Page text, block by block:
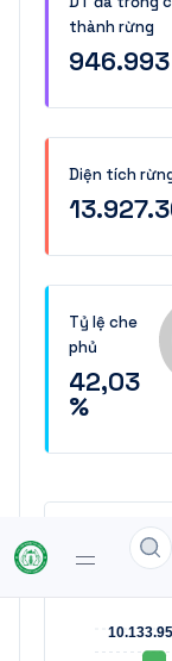
thành rừng
Diện tích
Tỷ lệ che
phủ
42,03
%
Biểu đồ